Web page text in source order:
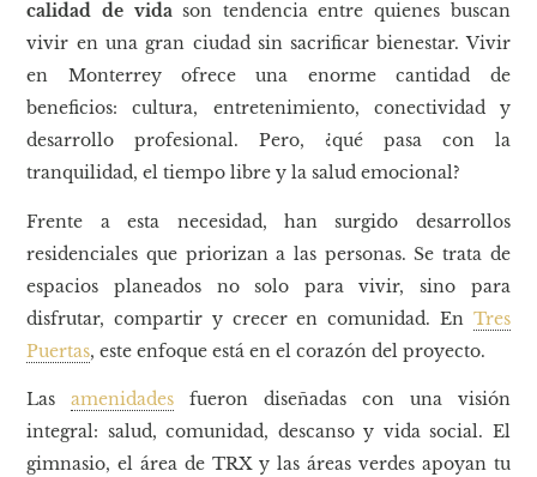
calidad de vidason tendencia entre quienes buscan
vivir en una gran ciudad sin sacrificar bienestar. Vivir
en Monterrey ofrece una enorme cantidad de
beneficios: cultura, entretenimiento, conectividad y
desarrollo profesional. Pero, ¿qué pasa con la
tranquilidad, el tiempo libre y la salud emocional?
Frente a esta necesidad, han surgido desarrollos
residenciales que priorizan a las personas. Se trata de
espacios planeados no solo para vivir, sino para
disfrutar, compartir y crecer en comunidad. En Tres
Puertas, este enfoque está en el corazón del proyecto.
Lasamenidades fueron diseñadas con una visión
integral: salud, comunidad, descanso y vida social. El
gimnasio, el área de TRX y las áreas verdes apoyan tu